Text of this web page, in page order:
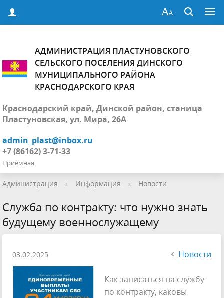
АДМИНИСТРАЦИЯ ПЛАСТУНОВСКОГО
СЕЛЬСКОГО ПОСЕЛЕНИЯ ДИНСКОГО
МУНИЦИПАЛЬНОГО РАЙОНА
КРАСНОДАРСКОГО КРАЯ
Краснодарский край, Динской район, станица
Пластуновская, ул. Мира, 26А
admin_plast@inbox.ru
+7 (86162) 3-71-33
Приемная
Администрация › Информация › Новости
Служба по контракту: что нужно знать
будущему военнослужащему
03.02.2025 Новости
Как записаться на службу
по контракту, каковы